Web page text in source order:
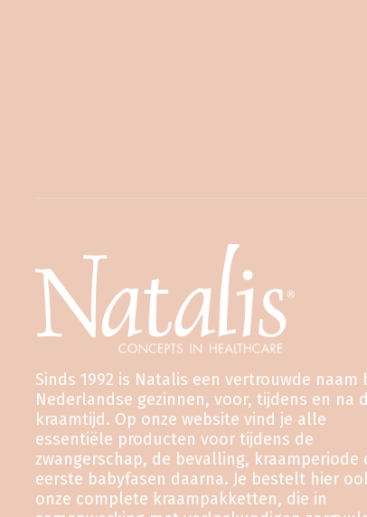
Sinds 1992 is Natalis een vertrouwde naam
Nederlandse gezinnen, voor, tijdens en na
kraamtijd. Op onze website vind je alle
essentiële producten voor tijdens de
zwangerschap, de bevalling, kraamperiode
eerste babyfasen daarna. Je bestelt hier
onze complete kraampakketten, die in